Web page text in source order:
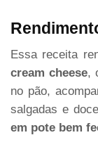
Essa receita
cream cheese,
no pão,
salgadas e
em pote bem